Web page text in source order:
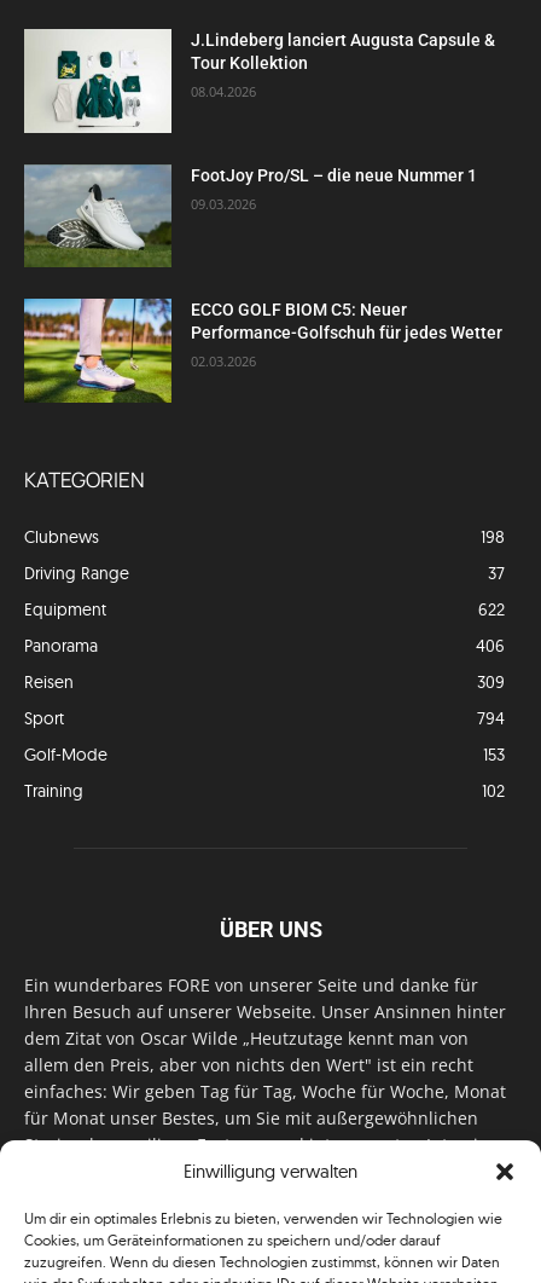
Einwilligung verwalten
Um dir ein optimales Erlebnis zu bieten, verwenden wir Technologien wie
Cookies, um Geräteinformationen zu speichern und/oder darauf
zuzugreifen. Wenn du diesen Technologien zustimmst, können wir Daten
J.Lindeberg lanciert Augusta Capsule &
Tour Kollektion
08.04.2026
FootJoy Pro/SL – die neue Nummer 1
09.03.2026
ECCO GOLF BIOM C5: Neuer
Performance-Golfschuh für jedes Wetter
02.03.2026
KATEGORIEN
Clubnews
198
Driving Range
37
Equipment
622
Panorama
406
Reisen
309
Sport
794
Golf-Mode
153
Training
102
ÜBER UNS
Ein wunderbares FORE von unserer Seite und danke für
Ihren Besuch auf unserer Webseite. Unser Ansinnen hinter
dem Zitat von Oscar Wilde „Heutzutage kennt man von
allem den Preis, aber von nichts den Wert" ist ein recht
einfaches: Wir geben Tag für Tag, Woche für Woche, Monat
für Monat unser Bestes, um Sie mit außergewöhnlichen
Stories, kurzweiligen Features und interessanten Interviews
zu versorgen. Im Magazin, auf unserer Website & auf
klassischen Wortsinn nicht nur Anerkennung!